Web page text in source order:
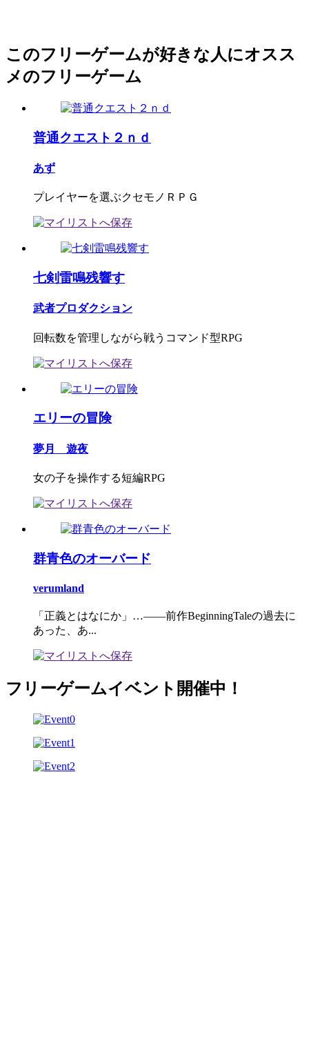
このフリーゲームが好きな人にオスス
メのフリーゲーム
普通クエスト２ｎｄ
あず
プレイヤーを選ぶクセモノＲＰＧ
七剣雷鳴残響す
武者プロダクション
回転数を管理しながら戦うコマンド型RPG
エリーの冒険
夢月 遊夜
女の子を操作する短編RPG
群青色のオーバード
verumland
「正義とはなにか」…――前作BeginningTaleの過去に
あった、あ...
フリーゲームイベント開催中！